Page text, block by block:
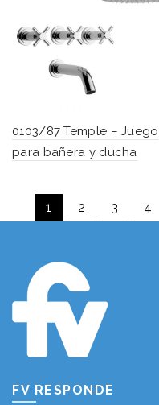
0103/87 Temple – Juego
para bañera y ducha
1 2 3 4
FV RESPONDE